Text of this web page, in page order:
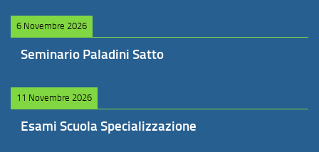
6 Novembre 2026
Seminario Paladini Satto
11 Novembre 2026
Esami Scuola Specializzazione